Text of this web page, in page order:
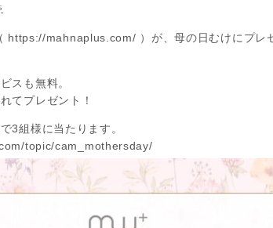
https://mahnaplus.com/ ）が、母の日むけにプレ
スも無料。
てプレゼント！
3組様に当たります。
topic/cam_mothersday/